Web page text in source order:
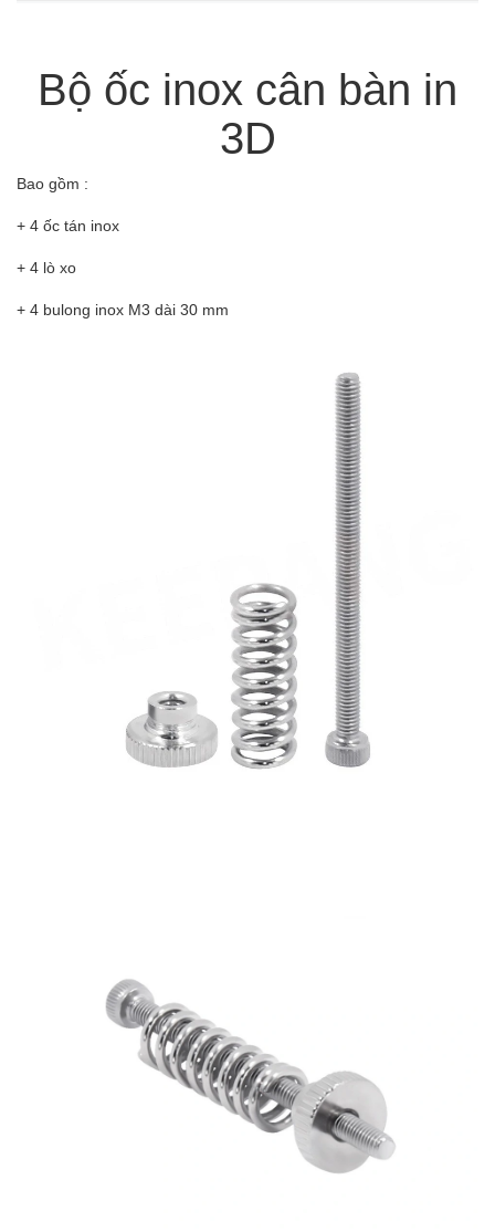
Bộ ốc inox cân bàn in
3D
Bao gồm :
+ 4 ốc tán inox
+ 4 lò xo
+ 4 bulong inox M3 dài 30 mm